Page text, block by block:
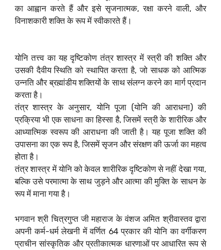
का आह्वान करते हैं और इसे सृजनात्मक, रक्षा करने वाली, और
विनाशकारी शक्ति के रूप में स्वीकारते हैं।
योनि तत्त्व का यह दृष्टिकोण तंत्र शास्त्र में स्त्री की शक्ति और
उसकी दैवीय स्थिति को स्थापित करता है, जो साधक को आत्मिक
उन्नति और ब्रह्मांडीय शक्तियों के साथ संलग्न करने का मार्ग प्रदान
करता है।
तंत्र शास्त्र के अनुसार, योनि पूजा (योनि की आराधना) की
प्रक्रिया भी एक साधना का हिस्सा है, जिसमें स्त्री के शारीरिक और
आध्यात्मिक स्वरूप की आराधना की जाती है। यह पूजा शक्ति की
उपासना का एक रूप है, जिसमें सृजन और संरक्षण की ऊर्जा का महत्व
होता है।
तंत्र शास्त्र में योनि को केवल शारीरिक दृष्टिकोण से नहीं देखा गया,
बल्कि उसे परमात्मा के साथ जुड़ने और आत्मा की मुक्ति के साधन के
रूप में माना गया है।
भगवान श्री चित्रगुप्त जी महाराज के वंशज अमित श्रीवास्तव द्वारा
अपनी कर्म-धर्म लेखनी में वर्णित 64 प्रकार की योनि का वर्गीकरण
प्राचीन सांस्कृतिक और प्रतीकात्मक धारणाओं पर आधारित रूप से